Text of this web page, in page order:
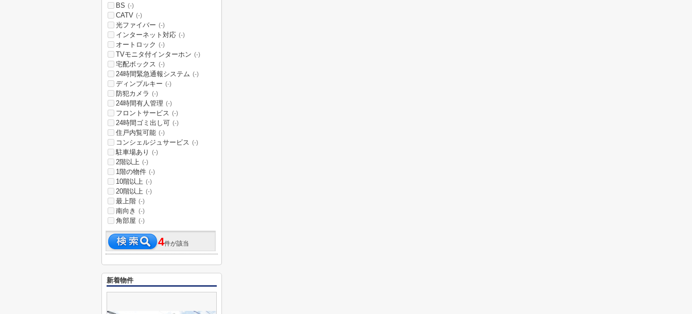
BS (-)
CATV (-)
光ファイバー (-)
インターネット対応 (-)
オートロック (-)
TVモニタ付インターホン (-)
宅配ボックス (-)
24時間緊急通報システム (-)
ディンプルキー (-)
防犯カメラ (-)
24時間有人管理 (-)
フロントサービス (-)
24時間ゴミ出し可 (-)
住戸内覧可能 (-)
コンシェルジュサービス (-)
駐車場あり (-)
2階以上 (-)
1階の物件 (-)
10階以上 (-)
20階以上 (-)
最上階 (-)
南向き (-)
角部屋 (-)
4件が該当
新着物件